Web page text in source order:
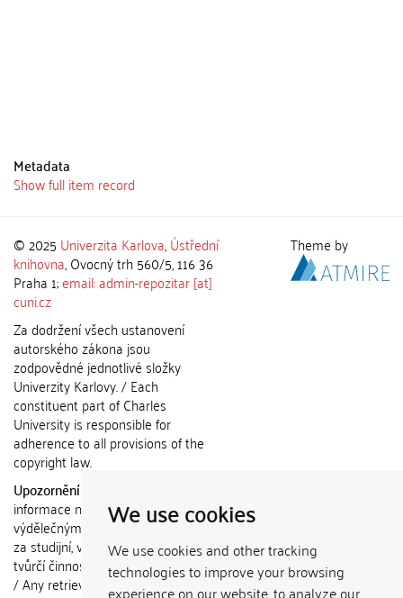
We use cookies
We use cookies and other tracking
technologies to improve your browsing
experience on our website, to analyze our
Metadata
Show full item record
© 2025 Univerzita Karlova,Ústřední
knihovna, Ovocný trh 560/5, 116 36
Praha 1;email: admin-repozitar [at]
cuni.cz
Za dodržení všech ustanovení
autorského zákona jsou
zodpovědné jednotlivé složky
Univerzity Karlovy. / Each
constituent part of Charles
University is responsible for
adherence to all provisions of the
copyright law.
Upozornění / Notice:
informace nemohou být použity k
výdělečným účelům nebo vydávány
za studijní, vědeckou nebo jinou
tvůrčí činnost jiné osoby než autora.
/ Any retrieved information shall not
Theme by